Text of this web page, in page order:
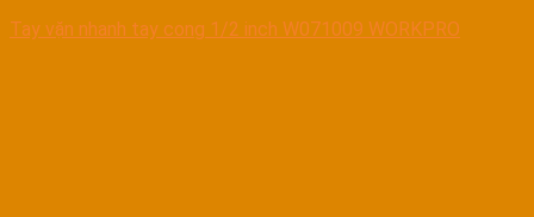
Tay vặn nhanh tay cong 1/2 inch W071009 WORKPRO